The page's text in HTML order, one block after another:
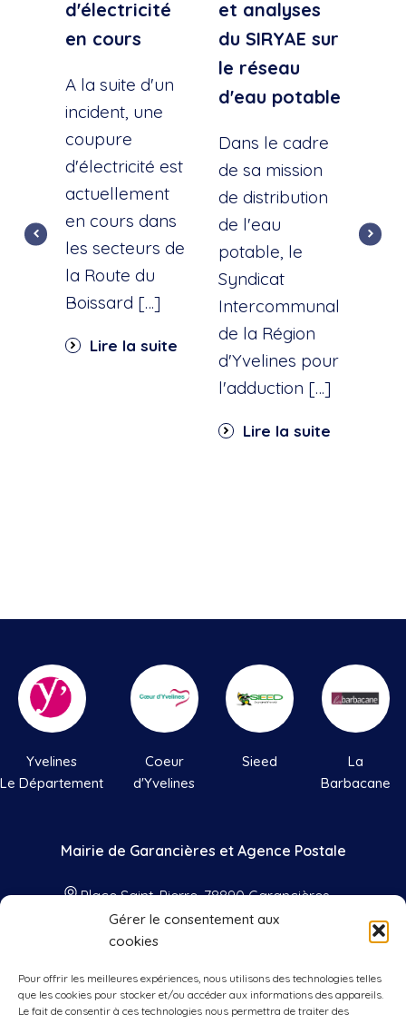
Gérer le consentement aux
cookies
Pour offrir les meilleures expériences, nous utilisons des technologies telles
que les cookies pour stocker et/ou accéder aux informations des appareils.
Le fait de consentir à ces technologies nous permettra de traiter des
d'électricité
en cours
A la suite d'un
incident, une
coupure
d'électricité est
actuellement
en cours dans
les secteurs de
la Route du
Boissard […]
Lire la suite
et analyses
du SIRYAE sur
le réseau
d'eau potable
Dans le cadre
de sa mission
de distribution
de l'eau
potable, le
Syndicat
Intercommunal
de la Région
d'Yvelines pour
l'adduction […]
Lire la suite
Yvelines
Le Département
Coeur
d'Yvelines
Sieed
La
Barbacane
Mairie de Garancières et Agence Postale
Place Saint-Pierre, 78890 Garancières
01 34 86 41 33
Nos horaires